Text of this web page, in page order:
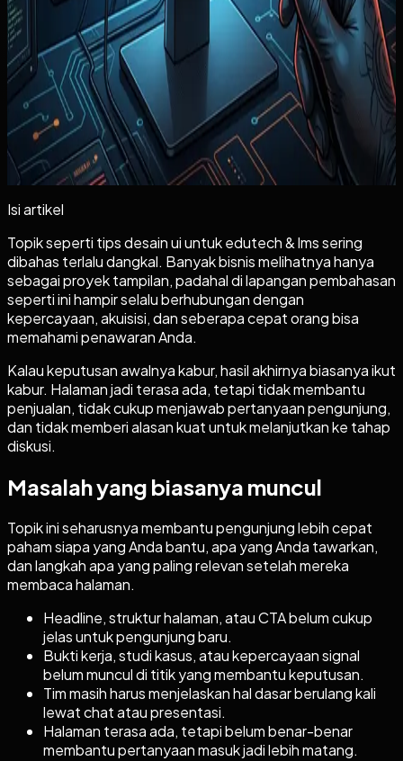
+
Lanjutkan ke tahap berikutnya
Kalau topiknya sudah dekat dengan kebutuhan
Anda
Isi artikel
Topik seperti tips desain ui untuk edutech & lms sering
dibahas terlalu dangkal. Banyak bisnis melihatnya hanya
sebagai proyek tampilan, padahal di lapangan pembahasan
seperti ini hampir selalu berhubungan dengan
kepercayaan, akuisisi, dan seberapa cepat orang bisa
memahami penawaran Anda.
Kalau keputusan awalnya kabur, hasil akhirnya biasanya ikut
kabur. Halaman jadi terasa ada, tetapi tidak membantu
penjualan, tidak cukup menjawab pertanyaan pengunjung,
dan tidak memberi alasan kuat untuk melanjutkan ke tahap
diskusi.
Masalah yang biasanya muncul
Topik ini seharusnya membantu pengunjung lebih cepat
paham siapa yang Anda bantu, apa yang Anda tawarkan,
dan langkah apa yang paling relevan setelah mereka
membaca halaman.
Headline, struktur halaman, atau CTA belum cukup
jelas untuk pengunjung baru.
Bukti kerja, studi kasus, atau kepercayaan signal
belum muncul di titik yang membantu keputusan.
Tim masih harus menjelaskan hal dasar berulang kali
lewat chat atau presentasi.
Halaman terasa ada, tetapi belum benar-benar
membantu pertanyaan masuk jadi lebih matang.